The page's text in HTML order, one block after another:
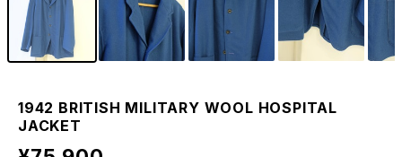
1942 BRITISH MILITARY WOOL HOSPITAL
JACKET